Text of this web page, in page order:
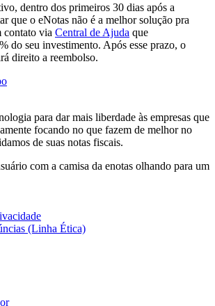
dentro dos primeiros 30 dias após a
que o eNotas não é a melhor solução pra
contato via Central de Ajuda que
do seu investimento. Após esse prazo, o
direito a reembolso.
para dar mais liberdade às empresas que
focando no que fazem de melhor no
de suas notas fiscais.
(Linha Ética)